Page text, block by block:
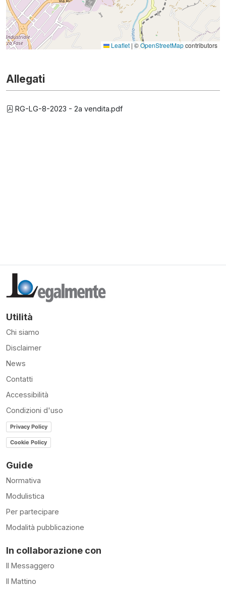
Leaflet |©OpenStreetMapcontributors
Allegati
RG-LG-8-2023 - 2a vendita.pdf
Utilità
Chi siamo
Disclaimer
News
Contatti
Accessibilità
Condizioni d'uso
Privacy Policy
Cookie Policy
Guide
Normativa
Modulistica
Per partecipare
Modalità pubblicazione
In collaborazione con
Il Messaggero
Il Mattino